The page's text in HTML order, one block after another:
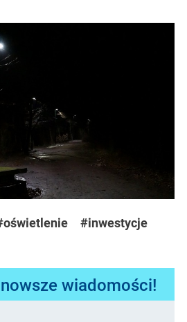
#inwestycje
wiadomości!